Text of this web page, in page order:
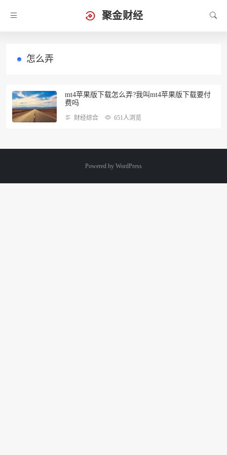
聚金财经
怎么弄
mt4苹果版下载怎么弄?我叫mt4苹果版下载要付
费吗
财经综合 651人浏览
Powered by WordPress